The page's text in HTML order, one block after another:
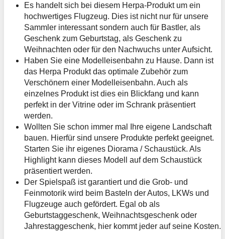
Es handelt sich bei diesem Herpa-Produkt um ein
hochwertiges Flugzeug. Dies ist nicht nur für unsere
Sammler interessant sondern auch für Bastler, als
Geschenk zum Geburtstag, als Geschenk zu
Weihnachten oder für den Nachwuchs unter Aufsicht.
Haben Sie eine Modelleisenbahn zu Hause. Dann ist
das Herpa Produkt das optimale Zubehör zum
Verschönern einer Modelleisenbahn. Auch als
einzelnes Produkt ist dies ein Blickfang und kann
perfekt in der Vitrine oder im Schrank präsentiert
werden.
Wollten Sie schon immer mal Ihre eigene Landschaft
bauen. Hierfür sind unsere Produkte perfekt geeignet.
Starten Sie ihr eigenes Diorama / Schaustück. Als
Highlight kann dieses Modell auf dem Schaustück
präsentiert werden.
Der Spielspaß ist garantiert und die Grob- und
Feinmotorik wird beim Basteln der Autos, LKWs und
Flugzeuge auch gefördert. Egal ob als
Geburtstaggeschenk, Weihnachtsgeschenk oder
Jahrestaggeschenk, hier kommt jeder auf seine Kosten.